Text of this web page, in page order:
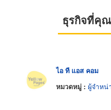
ธุรกิจที่คุ
ไอ ที แอส คอม
หมวดหมู่ : ผู้จำหน่า